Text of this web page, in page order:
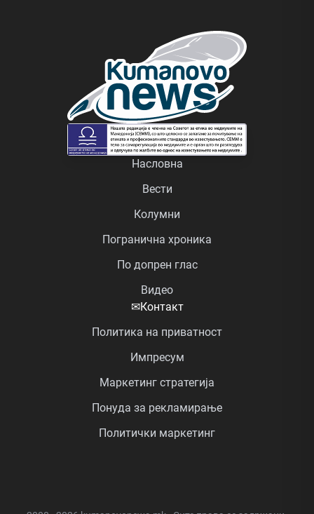
Насловна
Вести
Колумни
Погранична хроника
По допрен глас
Видео
✉Контакт
Политика на приватност
Импресум
Маркетинг стратегија
Понуда за рекламирање
Политички маркетинг